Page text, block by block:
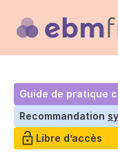
contenu
principal
Guide de pratique
Recommandation
Libre d’accès